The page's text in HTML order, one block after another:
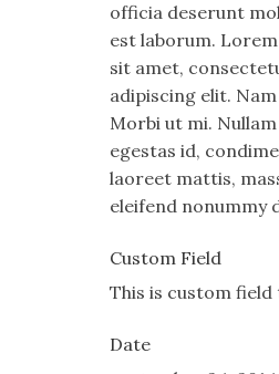
officia deserunt
est laborum.
sit amet,
adipiscing elit.
Morbi ut mi.
egestas id,
laoreet mattis,
eleifend nonummy
Custom Field
This is custom field
Date